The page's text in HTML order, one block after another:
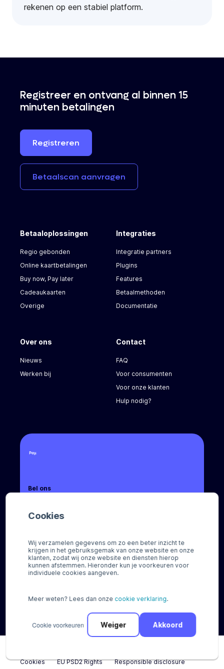
Cookies
Wij verzamelen gegevens om zo een beter inzicht te
krijgen in het gebruiksgemak van onze website en onze
klanten, zodat wij onze website en diensten hierop
kunnen afstemmen. Hieronder kun je voorkeuren voor
individuele cookies aangeven.
Meer weten? Lees dan onze cookie verklaring.
Cookie voorkeuren Akkoord
Weiger
rekenen op een stabiel platform.
Bel ons
Mail ons
Socials
Registreer en ontvang al binnen 15
minuten betalingen
Registreren
Betaalscan aanvragen
Betaaloplossingen
Regio gebonden
Online kaartbetalingen
Buy now, Pay later
Cadeaukaarten
Overige
Integraties
Integratie partners
Plugins
Features
Betaalmethoden
Documentatie
Over ons
Nieuws
Werken bij
Contact
FAQ
Voor consumenten
Voor onze klanten
Hulp nodig?
Cookies
EU PSD2 Rights Responsible disclosure